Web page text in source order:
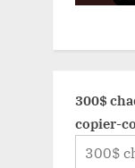
300$
copier-